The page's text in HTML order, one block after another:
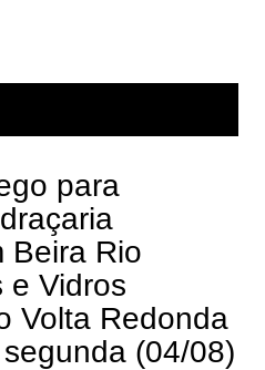
para
Beira Rio
e Vidros
Volta Redonda
(04/08)